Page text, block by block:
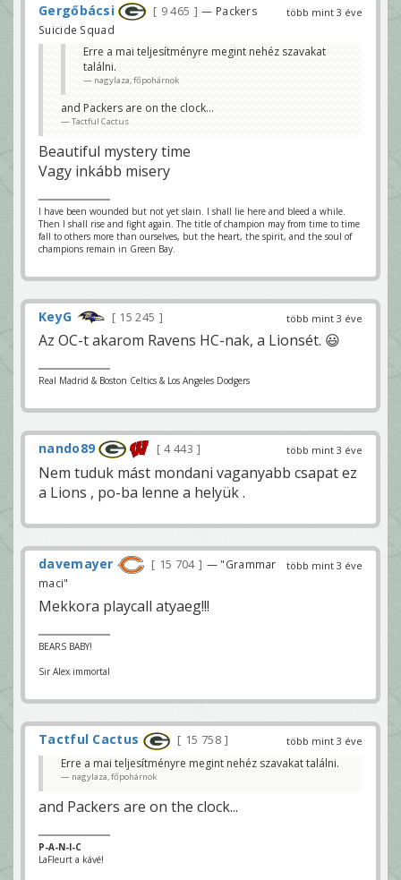
több mint 3 éve
Gergőbácsi 9 465
— Packers
Suicide Squad
Erre a mai teljesítményre megint nehéz szavakat
találni.
nagylaza, főpohárnok
and Packers are on the clock...
Tactful Cactus
Beautiful mystery time
Vagy inkább misery
I have been wounded but not yet slain. I shall lie here and bleed a while.
Then I shall rise and fight again. The title of champion may from time to time
fall to others more than ourselves, but the heart, the spirit, and the soul of
champions remain in Green Bay.
több mint 3 éve
KeyG 15 245
Az OC-t akarom Ravens HC-nak, a Lionsét. 😃
Real Madrid & Boston Celtics & Los Angeles Dodgers
több mint 3 éve
nando89 4 443
Nem tuduk mást mondani vaganyabb csapat ez
a Lions , po-ba lenne a helyük .
több mint 3 éve
davemayer 15 704
— "Grammar
maci"
Mekkora playcall atyaeg!!!
BEARS BABY!
Sir Alex immortal
több mint 3 éve
Tactful Cactus
15 758
Erre a mai teljesítményre megint nehéz szavakat találni.
nagylaza, főpohárnok
and Packers are on the clock...
P-A-N-I-C
LaFleurt a kávé!